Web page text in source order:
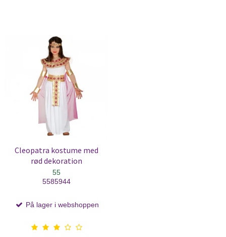
Cleopatra kostume med
rød dekoration
55
5585944
På lager i webshoppen